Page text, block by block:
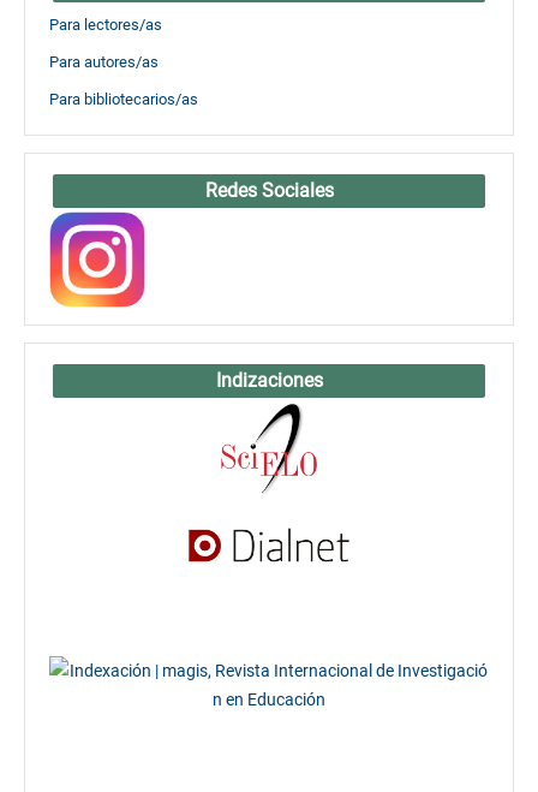
Para lectores/as
Para autores/as
Para bibliotecarios/as
Redes Sociales
Indizaciones